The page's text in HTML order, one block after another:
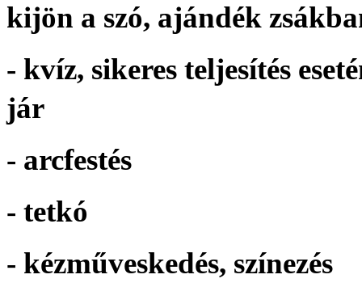
kijön a szó, ajándék
- kvíz, sikeres teljesítés
jár
- arcfestés
- tetkó
- kézműveskedés, színezés